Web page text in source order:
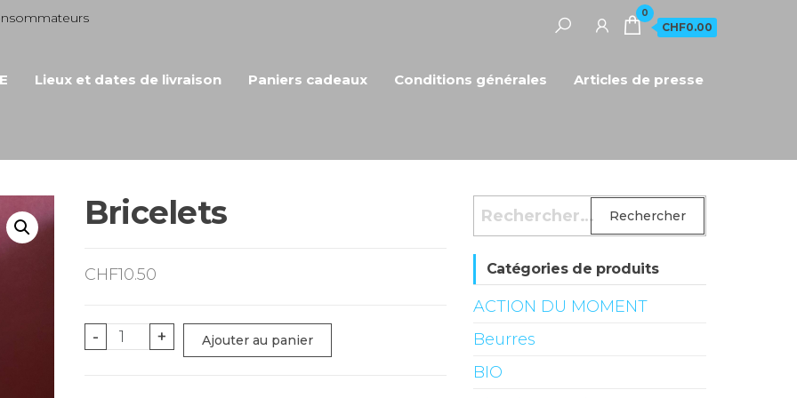
0
CHF0.00
Lieux et dates de livraison Paniers cadeaux Conditions générales Articles de presse
Bricelets
CHF10.50
-
quantité
+ Ajouter au panier
Rechercher :
Catégories de produits
ACTION DU MOMENT
Beurres
BIO